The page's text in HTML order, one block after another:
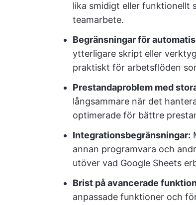
lika smidigt eller funktionellt
teamarbete.
Begränsningar för
ytterligare skript eller
praktiskt för arbetsflöden
Prestandaproblem med
långsammare när det
optimerade för bättre
Integrationsbegränsningar:
annan programvara och
utöver vad Google Sheets
Brist på avancerade
anpassade funktioner och